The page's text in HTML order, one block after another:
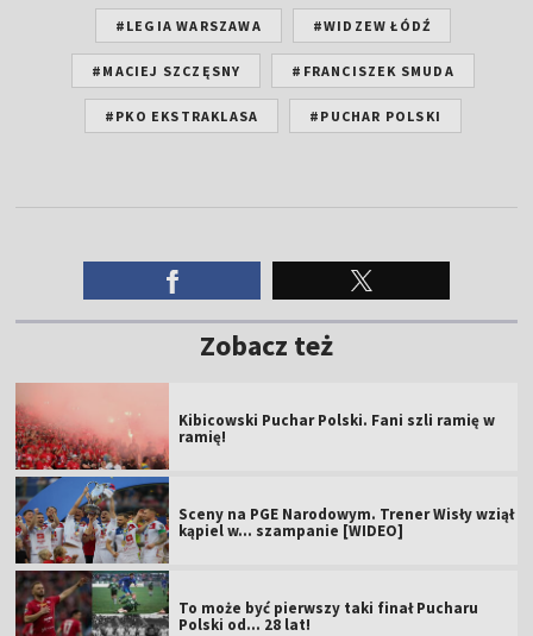
#LEGIA WARSZAWA #WIDZEW ŁÓDŹ
#MACIEJ SZCZĘSNY #FRANCISZEK SMUDA
#PKO EKSTRAKLASA #PUCHAR POLSKI
Zobacz też
Kibicowski Puchar Polski. Fani szli ramię w
ramię!
Sceny na PGE Narodowym. Trener Wisły wziął
kąpiel w... szampanie [WIDEO]
To może być pierwszy taki finał Pucharu
Polski od... 28 lat!